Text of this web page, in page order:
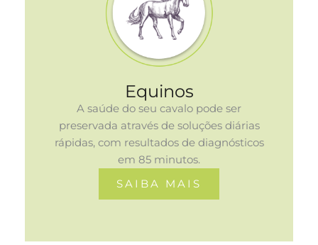
Equinos
A saúde do seu cavalo pode ser
preservada através de soluções diárias
rápidas, com resultados de diagnósticos
em 85 minutos.
SAIBA MAIS